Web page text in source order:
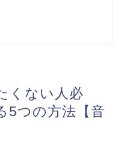
くない人必
5つの方法【音